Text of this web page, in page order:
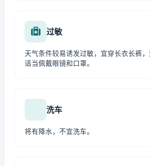
过敏
天气条件较易诱发过敏，宜穿长衣长裤，
适当佩戴眼镜和口罩。
洗车
将有降水，不宜洗车。